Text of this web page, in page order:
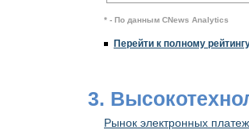
* - По данным CNews Analytics
Перейти к полному
3.
Рынок электронных